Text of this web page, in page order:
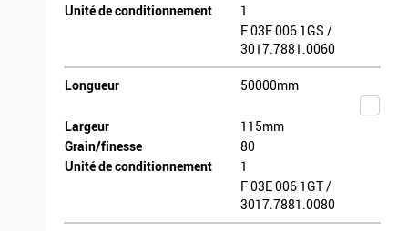
Unité de conditionnement
1
F 03E 006 1GS /
3017.7881.0060
Longueur 50000mm
Largeur
115mm
Grain/finesse
80
Unité de conditionnement
1
F 03E 006 1GT /
3017.7881.0080